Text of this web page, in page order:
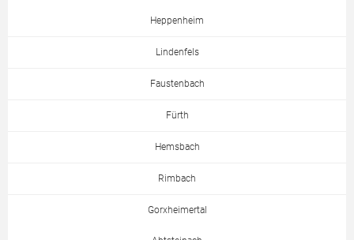
Heppenheim
Lindenfels
Faustenbach
Fürth
Hemsbach
Rimbach
Gorxheimertal